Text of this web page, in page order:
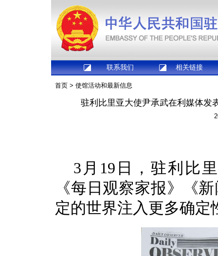
联系我们 相关链接
首页 > 使馆活动和最新信息
驻利比里亚大使尹承武在利媒体发
3月19日，驻利比
《每日观察家报》《
定的世界注入更多确定